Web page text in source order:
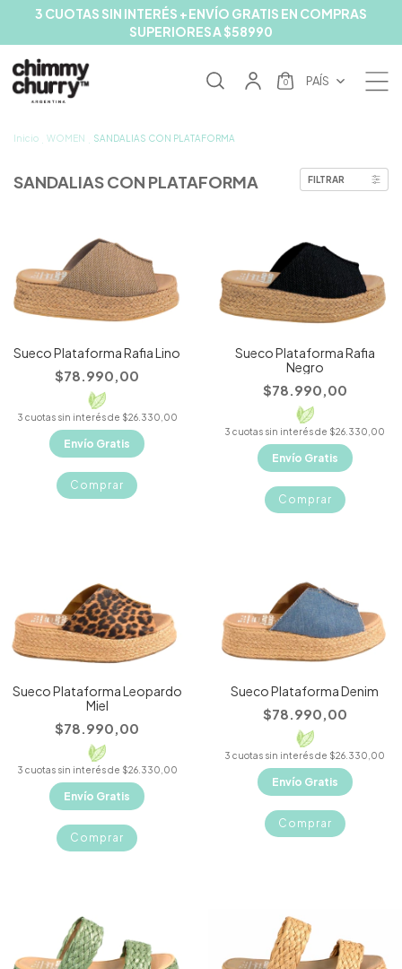
3 CUOTAS SIN INTERÉS + ENVÍO GRATIS EN COMPRAS
SUPERIORES A $58990
0 PAÍS
Inicio WOMEN SANDALIAS CON PLATAFORMA
SANDALIAS CON PLATAFORMA FILTRAR
Sueco Plataforma Rafia Lino
$78.990,00
3 cuotas sin interés de $26.330,00
Envío Gratis
Comprar
Sueco Plataforma Rafia
Negro
$78.990,00
3 cuotas sin interés de $26.330,00
Envío Gratis
Comprar
Sueco Plataforma Leopardo
Miel
$78.990,00
3 cuotas sin interés de $26.330,00
Envío Gratis
Comprar
Sueco Plataforma Denim
$78.990,00
3 cuotas sin interés de $26.330,00
Envío Gratis
Comprar